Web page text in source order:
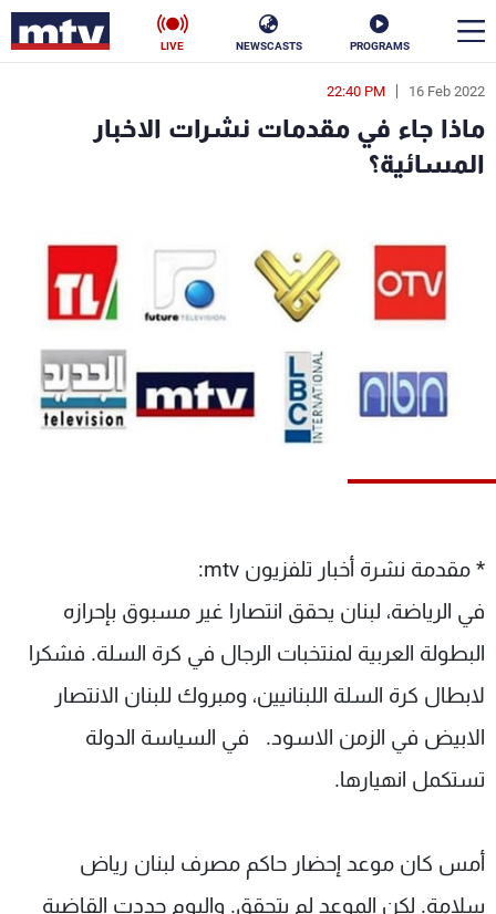
PROGRAMS
NEWSCASTS
LIVE
16 Feb 2022
22:40 PM
ماذا جاء في مقدمات نشرات الاخبار
المسائية؟
* مقدمة نشرة أخبار تلفزيون mtv:
في الرياضة، لبنان يحقق انتصارا غير مسبوق بإحرازه
البطولة العربية لمنتخبات الرجال في كرة السلة. فشكرا
لابطال كرة السلة اللبنانيين، ومبروك للبنان الانتصار
الابيض في الزمن الاسود. في السياسة الدولة
تستكمل انهيارها.
أمس كان موعد إحضار حاكم مصرف لبنان رياض
سلامة. لكن الموعد لم يتحقق. واليوم حددت القاضية
en
الأخبار
إقتصاد فن
منوعات رياضة
جدول البرامج
عن MTV
الإنـتـاج
لاعلاناتكم
وظائف
تواصل معنا
شروط الإسـتخدام
سياسة الخصوصية